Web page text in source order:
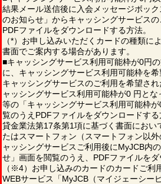
結果メール送信後に入会メッセージボッ
のお知らせ」からキャッシングサービスの
PDFファイルをダウンロードする方法。
（*）お申し込みいただくカードの種類に
書面でご案内する場合があります。
■キャッシングサービス利用可能枠が0円
に、キャッシングサービス利用可能枠を
キャッシングサービスのご利用を希望さ
ャッシングサービス利用可能枠が0 円と
等の「キャッシングサービス利用可能枠
覧のうえPDFファイルをダウンロードする
貸金業法第17条第1項に基づく書面におい
たはスマートフォン（スマートフォン以
ャッシングサービスご利用後にMyJCB内
せ」画面を閲覧のうえ、PDFファイルをダ
（※4）お申し込みのカードのカードご利
WEBサービス「MyJCB（マイジェーシー